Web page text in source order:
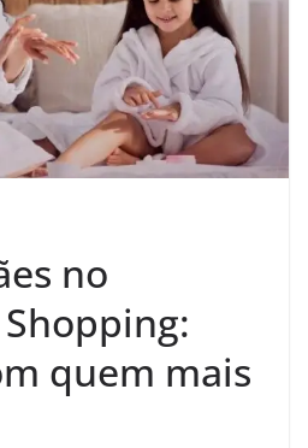
no
quem mais